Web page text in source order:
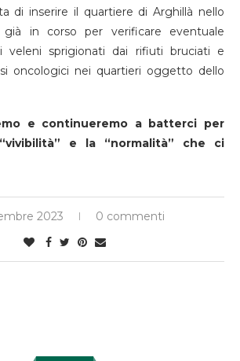
di inserire il quartiere di Arghillà nello
in corso per verificare eventuale
veleni sprigionati dai rifiuti bruciati e
oncologici nei quartieri oggetto dello
e continueremo a batterci per
e la “normalità” che ci
2023 0 commenti